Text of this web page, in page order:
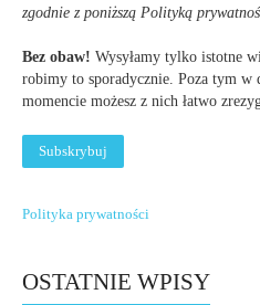
zgodnie z poniższą Polityką
Bez obaw! Wysyłamy tylko istotne
robimy to sporadycznie. Poza tym w
momencie możesz z nich łatwo
Polityka prywatności
OSTATNIE WPISY